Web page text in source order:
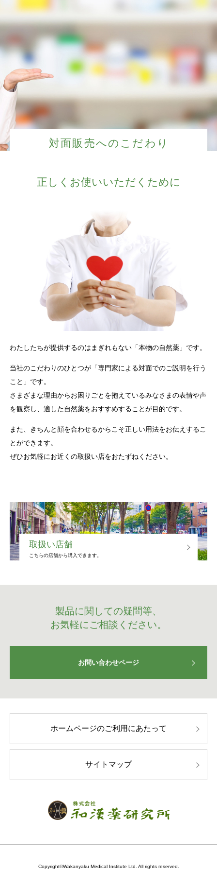
対面販売へのこだわり
正しくお使いいただくために
わたしたちが提供するのはまぎれもない「本物の自然薬」です。
当社のこだわりのひとつが「専門家による対面でのご説明を行う
こと」です。
さまざまな理由からお困りごとを抱えているみなさまの表情や声
を観察し、適した自然薬をおすすめすることが目的です。
また、きちんと顔を合わせるからこそ正しい用法をお伝えするこ
とができます。
ぜひお気軽にお近くの取扱い店をおたずねください。
取扱い店舗
こちらの店舗から購入できます。
製品に関しての疑問等、
お気軽にご相談ください。
お問い合わせページ
ホームページのご利用にあたって
サイトマップ
Copyright©Wakanyaku Medical Institute Ltd. All rights reserved.